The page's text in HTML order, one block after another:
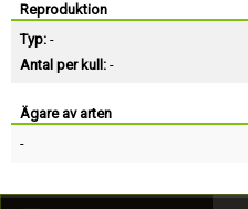
Reproduktion
Typ: -
Antal per kull: -
Ägare av arten
-